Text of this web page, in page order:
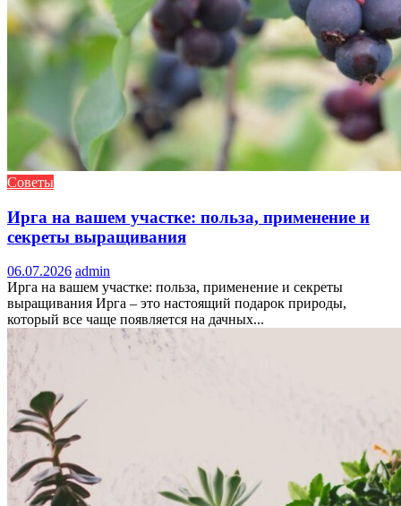
Советы
Ирга на вашем участке: польза, применение и
секреты выращивания
06.07.2026 admin
Ирга на вашем участке: польза, применение и секреты
выращивания Ирга – это настоящий подарок природы,
который все чаще появляется на дачных...